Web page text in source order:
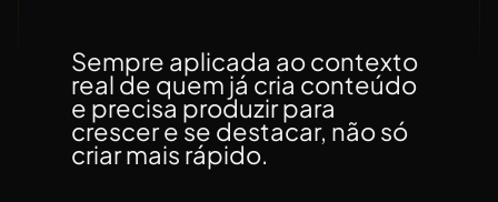
Sempre aplicada ao contexto
real de quem já cria conteúdo
e precisa produzir para
crescer e se destacar, não só
criar mais rápido.